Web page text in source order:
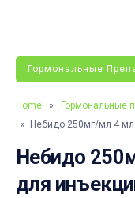
Гормональные
Home »
Гормональные
» Небидо 250мг/мл 4 мл
Небидо
для